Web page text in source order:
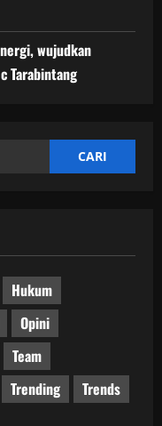
wujudkan
Tarabintang
Hukum
Opini
Team
Trending
Trends